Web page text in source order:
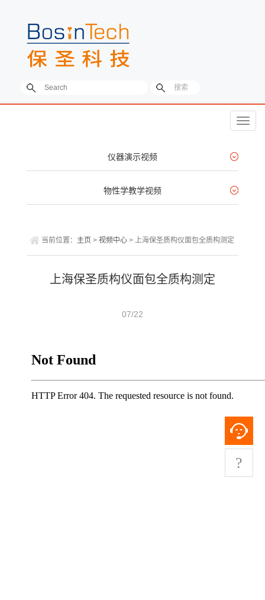
菜
仪器演示视频
物性学教学视频
当前位置： 主页 > 视频中心 > 上海保圣质构仪面包全质构测定
上海保圣质构仪面包全质构测定
07/22
?